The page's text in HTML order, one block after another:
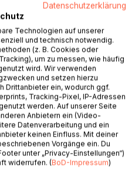
was die Bibel mit dir
essentielle Zusammen-
gibt Antworten. Sie
über die Heilige Schrift
der einzelnen Bücher zu
Bezug zwischen dem
persönlichen Leben
sondern Gott spricht durch
die Er liebt und zu denen Er
Seinen Worten, dich zu
neue Perspektive zu geben
zu eröffnen. Fühle dich
Datenschutzerklärung
Technologien auf unserer
und technisch notwendig.
(z. B. Cookies oder
um zu messen, wie häufig
wird. Wir verwenden
und setzen hierzu
Drittanbieter ein, wodurch ggf.
Tracking-Pixel, IP-Adressen
werden. Auf unserer Seite
Anbietern ein (Video-
Datenverarbeitung und ein
keinen Einfluss. Mit deiner
Vorgänge ein. Du
unter „Privacy-Einstellungen“)
widerrufen. (BoD-Impressum)